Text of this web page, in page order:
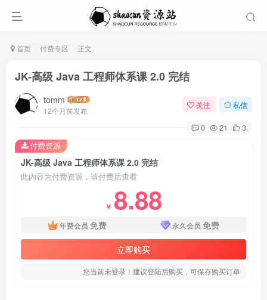
首页 付费专区 正文
JK-高级 Java 工程师体系课 2.0 完结
tomm
12个月前发布
关注 私信
0 21 3
JK-高级 Java 工程师体系课 2.0 完结
此内容为付费资源，请付费后查看
￥ 8.88
年费会员 免费 永久会员 免费
立即购买
您当前未登录！建议登陆后购买，可保存购买订单
付费资源